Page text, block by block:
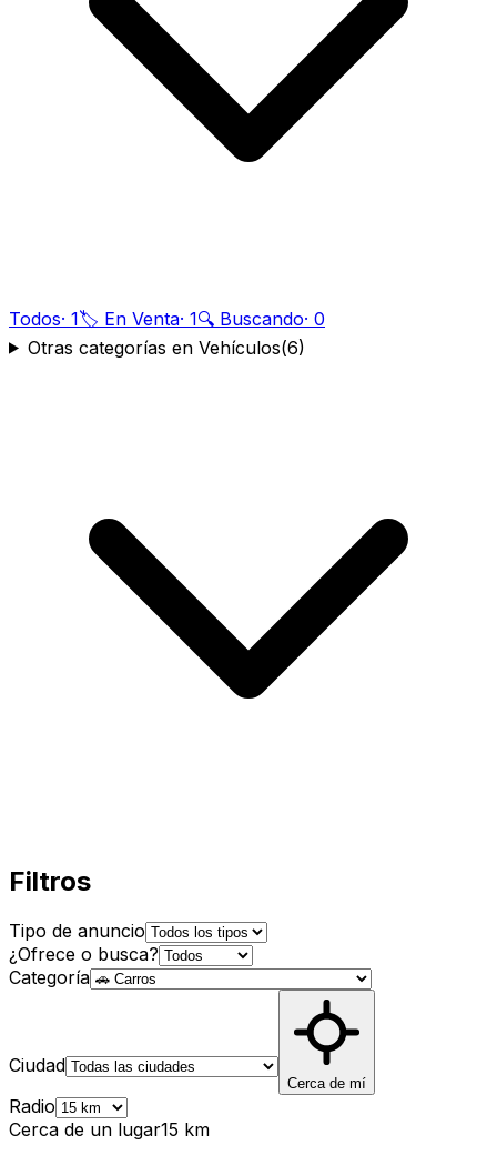
Todos· 1🏷️ En Venta· 1🔍 Buscando· 0
Otras categorías en Vehículos(6)
Filtros
Tipo de anuncio
¿Ofrece o busca?
Categoría
Ciudad
Cerca de mí
Radio
Cerca de un lugar15 km